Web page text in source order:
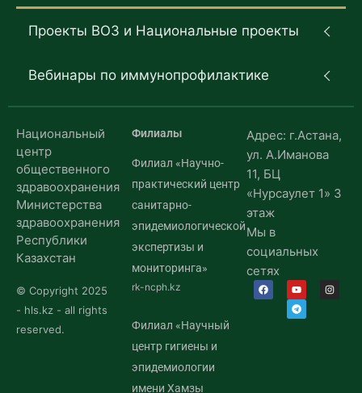
Проекты ВОЗ и Национальные проекты
Вебинары по иммунопрофилактике
Национальный
центр
общественного
здравоохранения
Министерства
здравоохранения
Республики
Казахстан
© Copyright 2025
- hls.kz - all rights
reserved.
Филиалы
Филиал «Научно-
практический центр
санитарно-
эпидемиологической
экспертизы и
мониторинга»
rk-ncph.kz
Филиал «Научный
центр гигиены и
эпидемиологии
имени Хамзы
Адрес: г.Астана,
ул. А.Иманова
11, БЦ
«Нурсаулет 1» 3
этаж
Мы в
социальных
сетях